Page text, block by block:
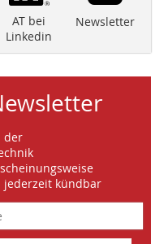
AT bei
Linkedin
Newsletter
der
jederzeit kündbar